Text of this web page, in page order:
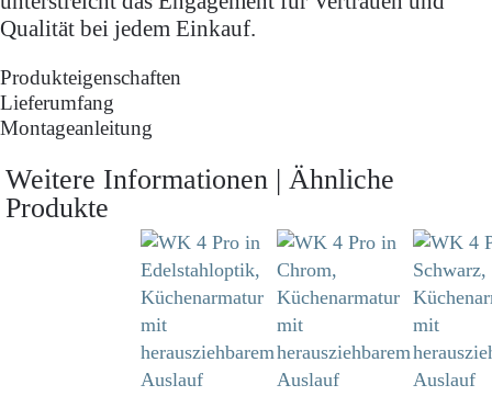
Qualität bei jedem Einkauf.
Produkteigenschaften
Lieferumfang
Montageanleitung
Weitere Informationen | Ähnliche
Produkte